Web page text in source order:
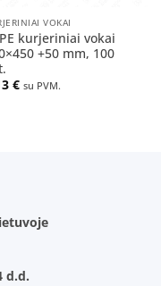
VOKAI
kurjeriniai vokai
+50 mm, 100
€ su PVM.
d.d.